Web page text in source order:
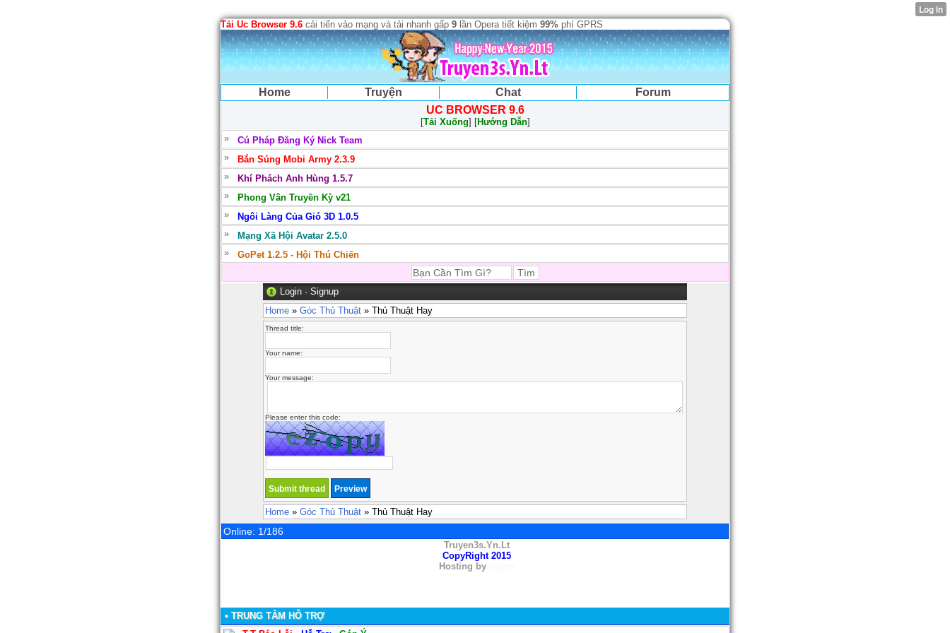
Tải Uc Browser 9.6 cải tiến vào mạng và tải nhanh gấp 9 lần Opera tiết kiệm 99% phí GPRS
Home Truyện Chat
Forum
UC BROWSER 9.6
[Tải Xuống] [Hướng Dẫn]
Cú Pháp Đăng Ký Nick Team
Bắn Súng Mobi Army 2.3.9
Khí Phách Anh Hùng 1.5.7
Phong Vân Truyền Kỳ v21
Ngôi Làng Của Gió 3D 1.0.5
Mạng Xã Hội Avatar 2.5.0
GoPet 1.2.5 - Hội Thú Chiến
Login · Signup
Home » Góc Thủ Thuật » Thủ Thuật Hay
Thread title:
Your name:
Your message:
Please enter this code:
Home » Góc Thủ Thuật » Thủ Thuật Hay
Online: 1/186
Truyen3s.Yn.Lt
CopyRight 2015
Hosting byXtgem
• TRUNG TÂM HỖ TRỢ